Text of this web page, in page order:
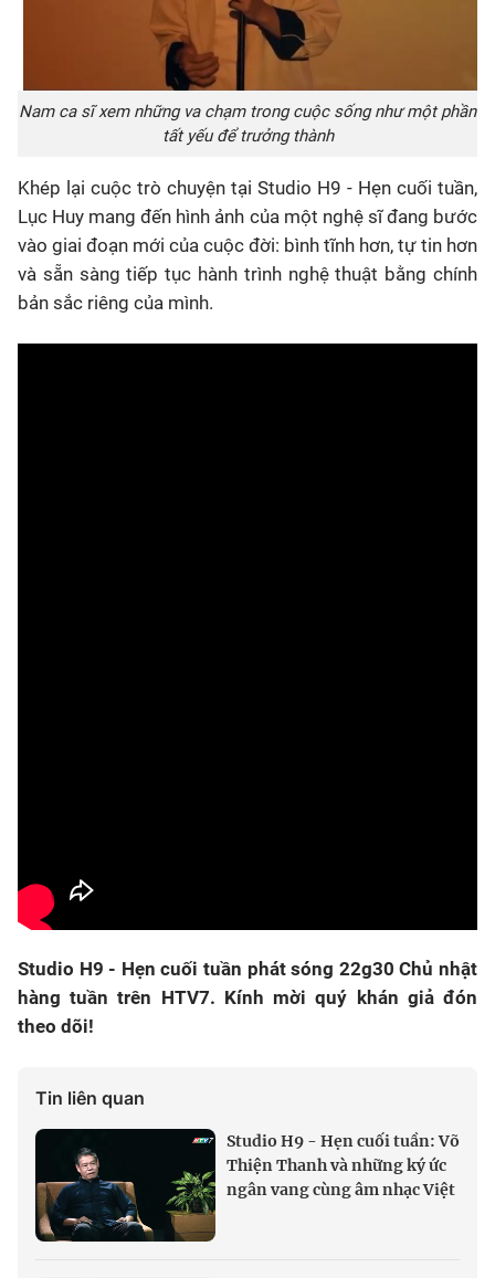
Nam ca sĩ xem những va chạm trong cuộc sống như một phần
tất yếu để trưởng thành
Khép lại cuộc trò chuyện tại Studio H9 - Hẹn cuối tuần,
Lục Huy mang đến hình ảnh của một nghệ sĩ đang bước
vào giai đoạn mới của cuộc đời: bình tĩnh hơn, tự tin hơn
và sẵn sàng tiếp tục hành trình nghệ thuật bằng chính
bản sắc riêng của mình.
Studio H9 - Hẹn cuối tuần phát sóng 22g30 Chủ nhật
hàng tuần trên HTV7. Kính mời quý khán giả đón
theo dõi!
Tin liên quan
Studio H9 - Hẹn cuối tuần: Võ
Thiện Thanh và những ký ức
ngân vang cùng âm nhạc Việt